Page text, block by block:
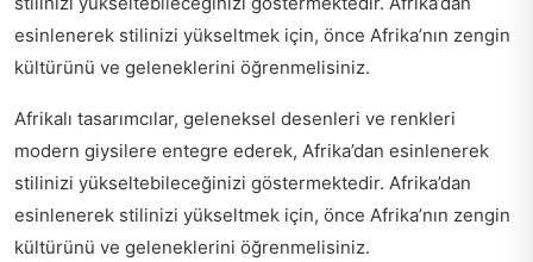
esinlenerek stilinizi yükseltmek için, önce Afrika’nın zengin
kültürünü ve geleneklerini öğrenmelisiniz.
Afrikalı tasarımcılar, geleneksel desenleri ve renkleri
modern giysilere entegre ederek, Afrika’dan esinlenerek
stilinizi yükseltebileceğinizi göstermektedir. Afrika’dan
esinlenerek stilinizi yükseltmek için, önce Afrika’nın zengin
kültürünü ve geleneklerini öğrenmelisiniz.